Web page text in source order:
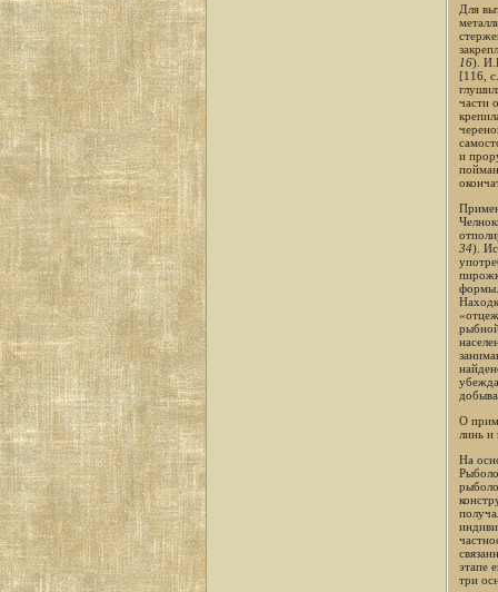
Для
16).
[116,
части
и
34).
формы.
О
линь и
На
этапе
три